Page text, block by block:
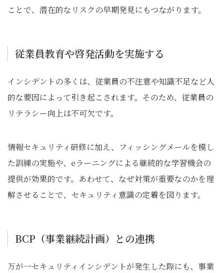
ことで、潜在的なリスクの早期発見にもつながります。
従業員教育や啓発活動を実施する
インシデントの多くは、従業員の不注意や知識不足など人
的な要因によって引き起こされます。そのため、従業員の
リテラシー向上は不可欠です。
情報セキュリティ研修に加え、フィッシングメールを模し
た訓練の実施や、eラーニングによる継続的な学習機会の
提供が効果的です。あわせて、なぜ対策が重要なのかを理
解させることで、セキュリティ意識の定着を図ります。
BCP（事業継続計画）との連携
万が一セキュリティインシデントが発生した際にも、事業